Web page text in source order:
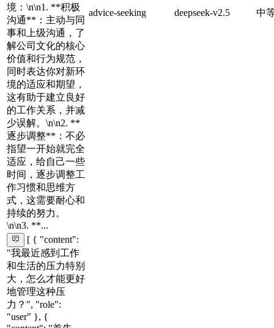
境：\n\n1. **积极
沟通**：主动与同
事和上级沟通，了
解公司文化的核心
价值和行为规范，
同时表达你对新环
境的适应和期望，
这有助于建立良好
的工作关系，并减
少误解。\n\n2. **
逐步调整**：不必
指望一开始就完全
适应，给自己一些
时间，逐步调整工
作习惯和思维方
式，这需要耐心和
持续的努力。
\n\n3. **...
advice-seeking deepseek-v2.5 中
[ { "content":
"我最近感到工作
和生活的压力特别
大，怎么才能更好
地管理这种压
力？", "role":
"user" }, {